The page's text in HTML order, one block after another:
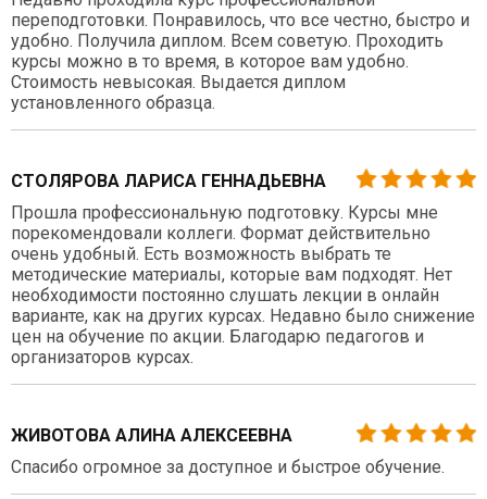
переподготовки. Понравилось, что все честно, быстро и
удобно. Получила диплом. Всем советую. Проходить
курсы можно в то время, в которое вам удобно.
Стоимость невысокая. Выдается диплом
установленного образца.
СТОЛЯРОВА ЛАРИСА ГЕННАДЬЕВНА
Прошла профессиональную подготовку. Курсы мне
порекомендовали коллеги. Формат действительно
очень удобный. Есть возможность выбрать те
методические материалы, которые вам подходят. Нет
необходимости постоянно слушать лекции в онлайн
варианте, как на других курсах. Недавно было снижение
цен на обучение по акции. Благодарю педагогов и
организаторов курсах.
ЖИВОТОВА АЛИНА АЛЕКСЕЕВНА
Спасибо огромное за доступное и быстрое обучение.